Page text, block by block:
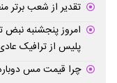
تقدیر از شعب برتر
امروز پنجشنبه
پلیس از ترافیک
چرا قیمت مس دوباره وارد